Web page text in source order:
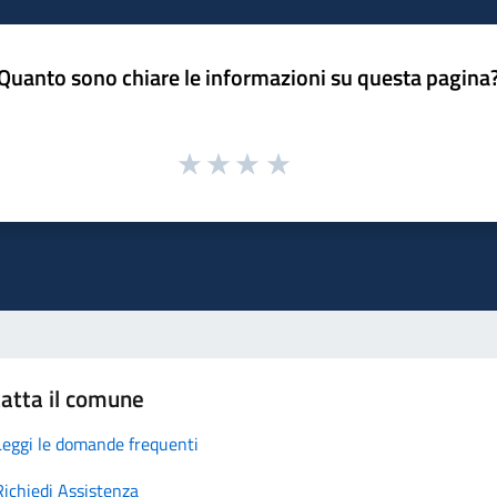
sono chiare le informazioni su questa
il comune
le domande frequenti
Assistenza